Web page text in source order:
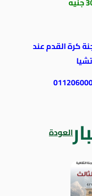
كرة القدم عند
العودة